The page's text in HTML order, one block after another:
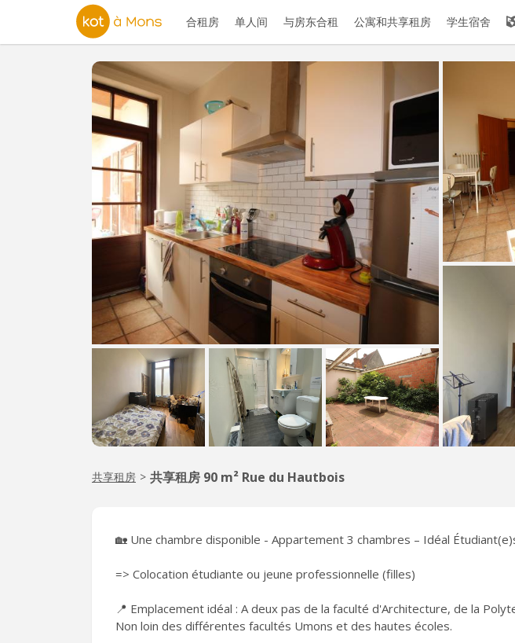
合租房 单人间 与房东合租 公寓和共享租房 学生宿舍
共享租房 > 共享租房 90 m² Rue du Hautbois
🏡 Une chambre disponible - Appartement 3 chambres – Idéal
=> Colocation étudiante ou jeune professionnelle (filles)
📍 Emplacement idéal : A deux pas de la faculté d'Architecture, de la
Non loin des différentes facultés Umons et des hautes écoles.